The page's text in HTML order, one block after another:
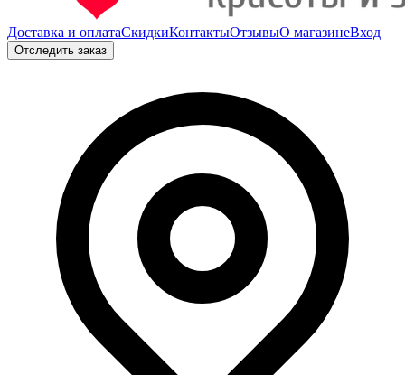
Доставка и оплатаСкидкиКонтактыОтзывыО магазинеВход
Отследить заказ